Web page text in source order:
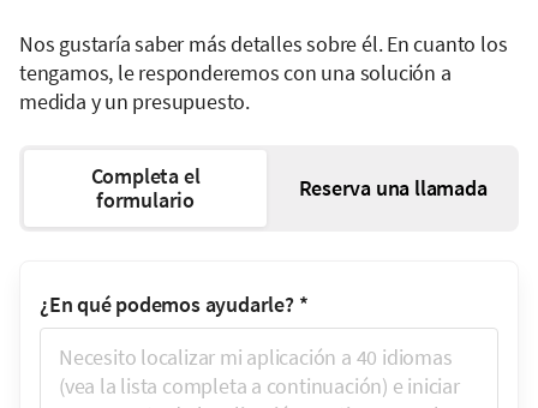
Nos gustaría saber más detalles sobre él. En cuanto los
tengamos, le responderemos con una solución a
medida y un presupuesto.
Completa el
formulario
Reserva una llamada
¿En qué podemos ayudarle? *